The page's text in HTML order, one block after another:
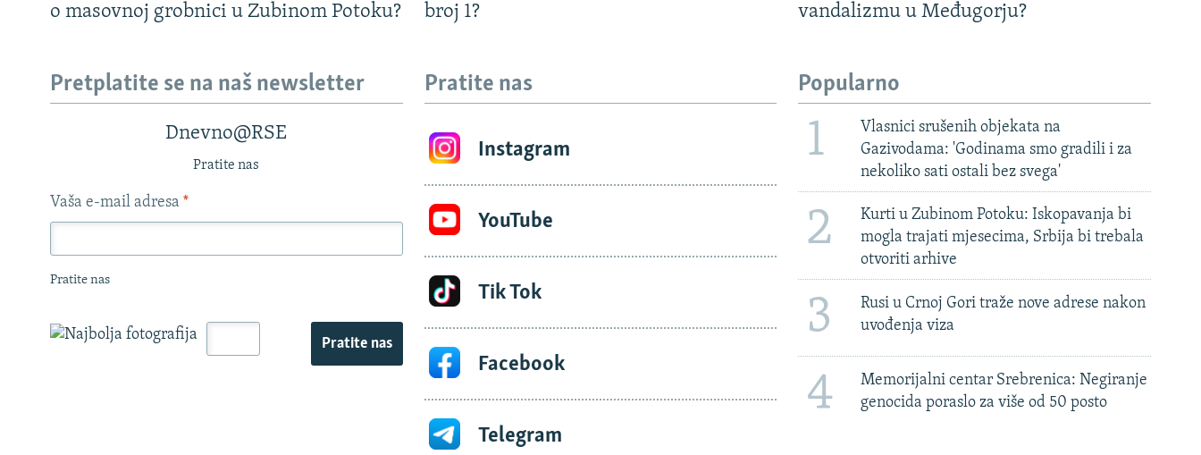
o masovnoj grobnici u Zubinom Potoku?
broj 1?
vandalizmu u Međugorju?
Pretplatite se na naš newsletter
Dnevno@RSE
Pratite nas
Vaša e-mail adresa *
Pratite nas
Pratite nas
Pratite nas
Instagram
YouTube
Tik Tok
Facebook
Telegram
Popularno
1
Vlasnici srušenih objekata na
Gazivodama: 'Godinama smo gradili i za
nekoliko sati ostali bez svega'
2
Kurti u Zubinom Potoku: Iskopavanja bi
mogla trajati mjesecima, Srbija bi trebala
otvoriti arhive
3
Rusi u Crnoj Gori traže nove adrese nakon
uvođenja viza
4
Memorijalni centar Srebrenica: Negiranje
genocida poraslo za više od 50 posto